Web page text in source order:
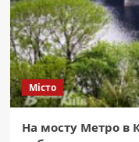
Місто
На мосту Метро в